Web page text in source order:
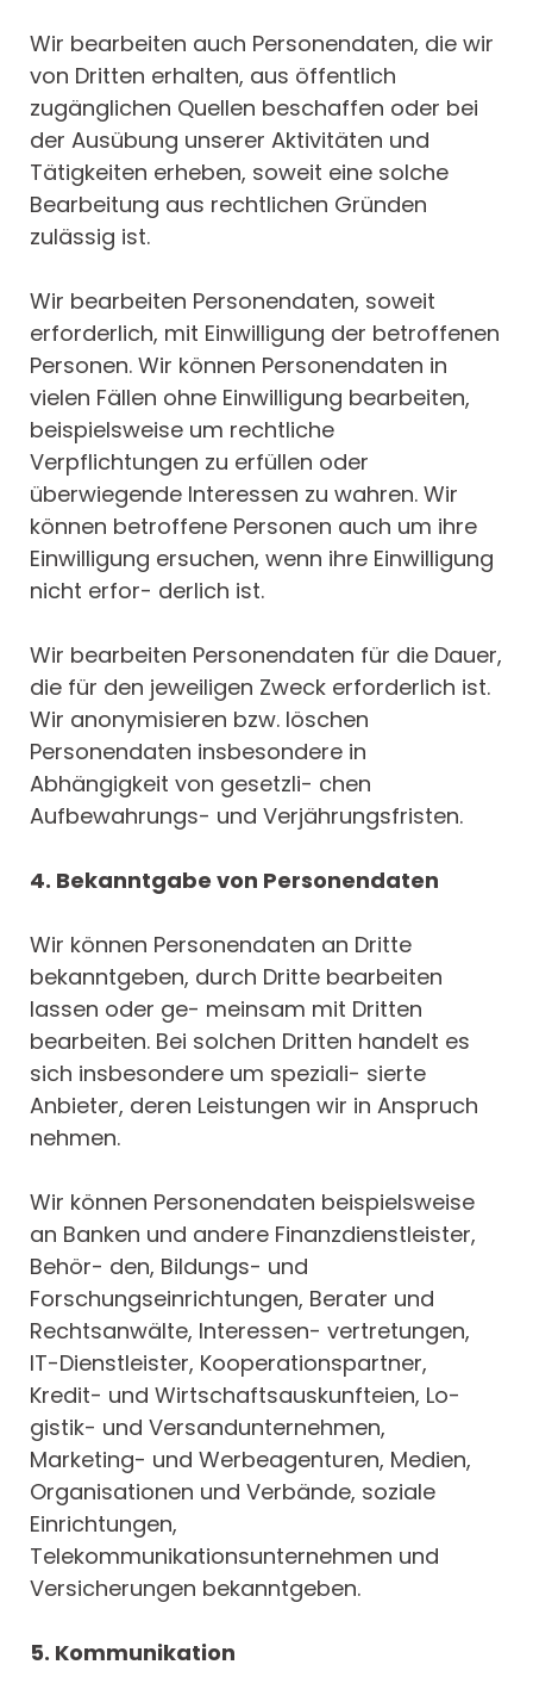
Wir bearbeiten auch Personendaten, die wir
von Dritten erhalten, aus öffentlich
zugänglichen Quellen beschaffen oder bei
der Ausübung unserer Aktivitäten und
Tätigkeiten erheben, soweit eine solche
Bearbeitung aus rechtlichen Gründen
zulässig ist.
Wir bearbeiten Personendaten, soweit
erforderlich, mit Einwilligung der betroffenen
Personen. Wir können Personendaten in
vielen Fällen ohne Einwilligung bearbeiten,
beispielsweise um rechtliche
Verpflichtungen zu erfüllen oder
überwiegende Interessen zu wahren. Wir
können betroffene Personen auch um ihre
Einwilligung ersuchen, wenn ihre Einwilligung
nicht erfor- derlich ist.
Wir bearbeiten Personendaten für die Dauer,
die für den jeweiligen Zweck erforderlich ist.
Wir anonymisieren bzw. löschen
Personendaten insbesondere in
Abhängigkeit von gesetzli- chen
Aufbewahrungs- und Verjährungsfristen.
4. Bekanntgabe von Personendaten
Wir können Personendaten an Dritte
bekanntgeben, durch Dritte bearbeiten
lassen oder ge- meinsam mit Dritten
bearbeiten. Bei solchen Dritten handelt es
sich insbesondere um speziali- sierte
Anbieter, deren Leistungen wir in Anspruch
nehmen.
Wir können Personendaten beispielsweise
an Banken und andere Finanzdienstleister,
Behör- den, Bildungs- und
Forschungseinrichtungen, Berater und
Rechtsanwälte, Interessen- vertretungen,
IT-Dienstleister, Kooperationspartner,
Kredit- und Wirtschaftsauskunfteien, Lo-
gistik- und Versandunternehmen,
Marketing- und Werbeagenturen, Medien,
Organisationen und Verbände, soziale
Einrichtungen,
Telekommunikationsunternehmen und
Versicherungen bekanntgeben.
5. Kommunikation